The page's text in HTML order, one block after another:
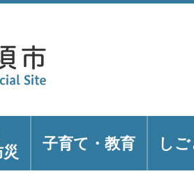
災 子育て・教育 し